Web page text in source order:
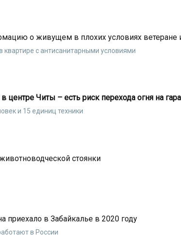
о живущем в плохих условиях ветеране
квартире с антисанитарными условиями
центре Читы – есть риск перехода огня на
и 15 единиц техники
стоянки
приехало в Забайкалье в 2020 году
в России